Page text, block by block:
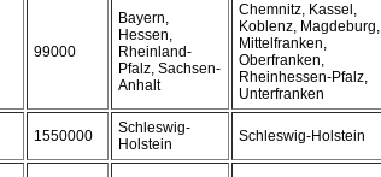
99000
Bayern,
Hessen,
Rheinland-
Pfalz, Sachsen-
Anhalt
Chemnitz, Kassel,
Koblenz, Magdeburg,
Mittelfranken,
Oberfranken,
Rheinhessen-Pfalz,
Unterfranken
1550000
Schleswig-
Holstein
Schleswig-Holstein